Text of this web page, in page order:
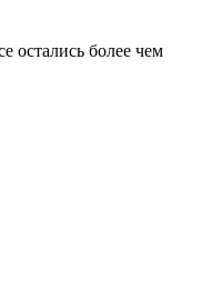
остались более чем